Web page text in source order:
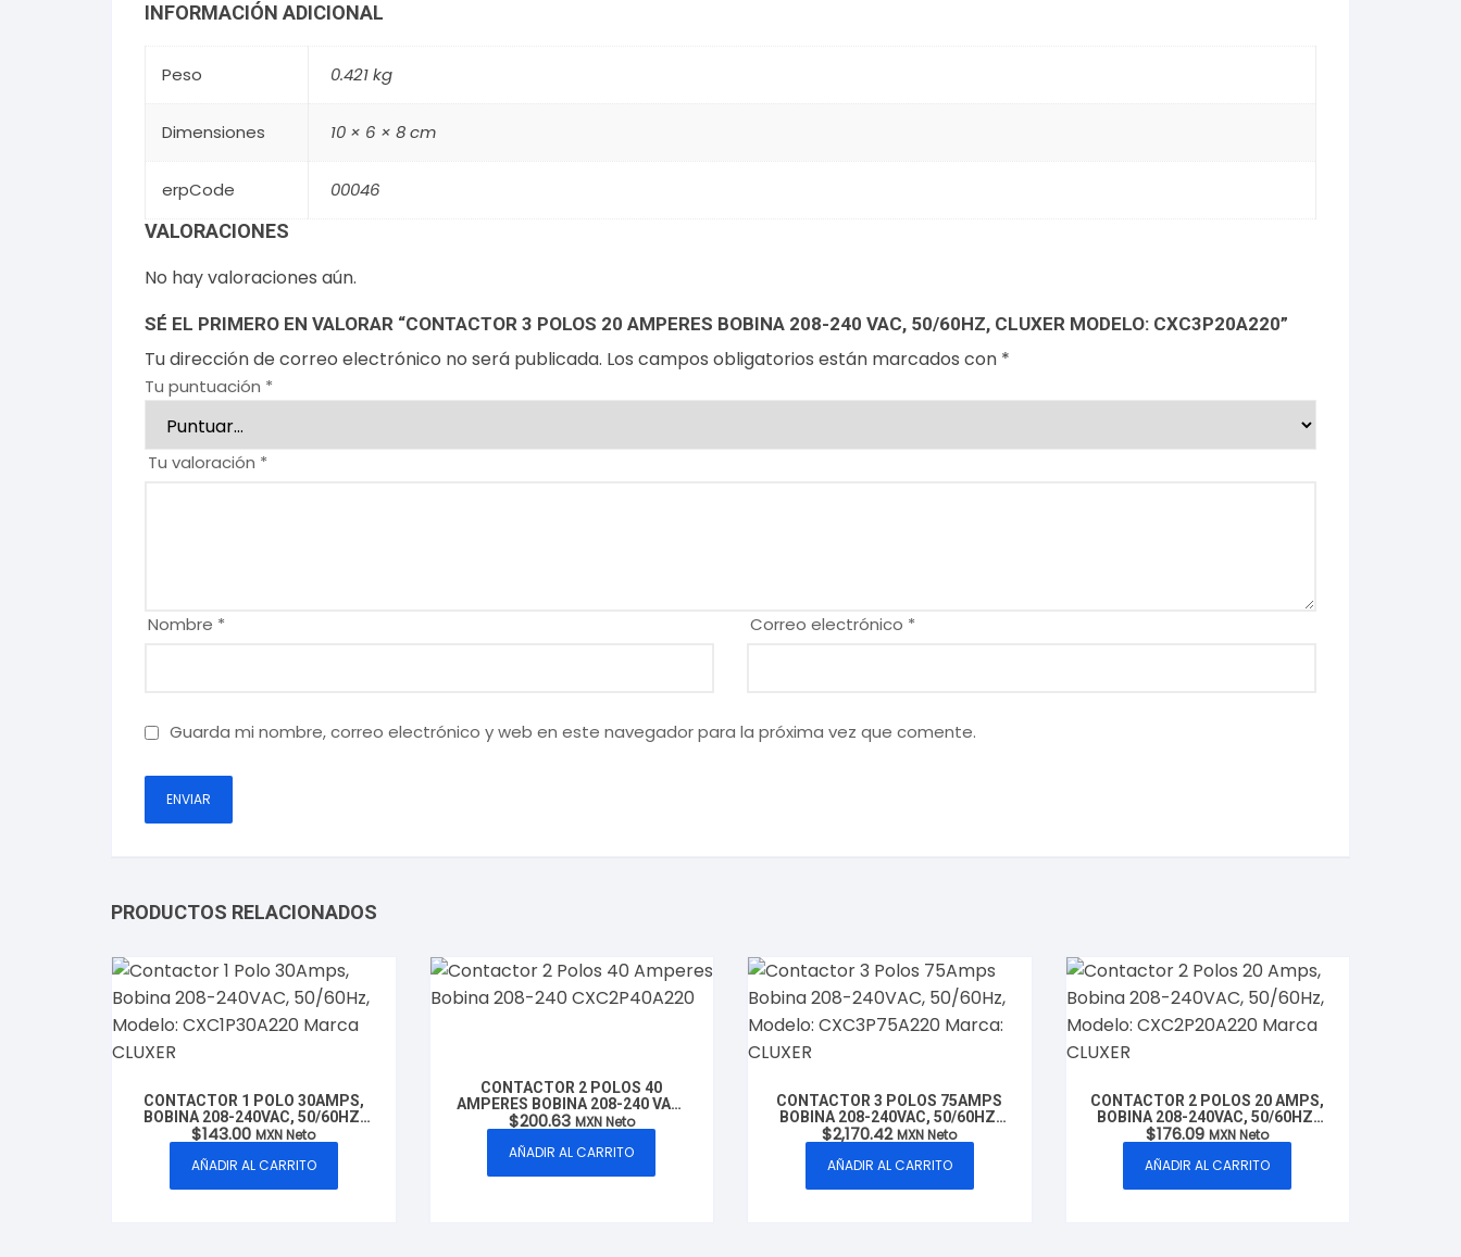
INFORMACIÓN ADICIONAL
Peso 0.421 kg
Dimensiones 10 × 6 × 8 cm
erpCode
00046
VALORACIONES
No hay valoraciones aún.
SÉ EL PRIMERO EN VALORAR “CONTACTOR 3 POLOS 20 AMPERES BOBINA 208-240 VAC, 50/60HZ, CLUXER MODELO: CXC3P20A220”
Tu dirección de correo electrónico no será publicada. Los campos obligatorios están marcados con *
Tu puntuación *
Tu valoración *
Nombre * Correo electrónico *
Guarda mi nombre, correo electrónico y web en este navegador para la próxima vez que comente.
PRODUCTOS RELACIONADOS
CONTACTOR 1 POLO 30AMPS,
BOBINA 208-240VAC, 50/60HZ,
MODELO: CXC1P30A220 MARCA
$143.00 MXN Neto
AÑADIR AL CARRITO
CONTACTOR 2 POLOS 40
AMPERES BOBINA 208-240 VAC,
50/60HZ, CLUXER MODELO:
$200.63 MXN Neto
AÑADIR AL CARRITO
CONTACTOR 3 POLOS 75AMPS
BOBINA 208-240VAC, 50/60HZ,
MODELO: CXC3P75A220 MARCA:
$2,170.42 MXN Neto
AÑADIR AL CARRITO
CONTACTOR 2 POLOS 20 AMPS,
BOBINA 208-240VAC, 50/60HZ,
MODELO: CXC2P20A220 MARCA
$176.09 MXN Neto
AÑADIR AL CARRITO